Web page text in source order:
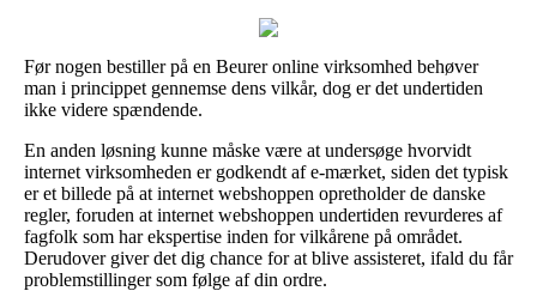
Før nogen bestiller på en Beurer online virksomhed behøver
man i princippet gennemse dens vilkår, dog er det undertiden
ikke videre spændende.
En anden løsning kunne måske være at undersøge hvorvidt
internet virksomheden er godkendt af e-mærket, siden det typisk
er et billede på at internet webshoppen opretholder de danske
regler, foruden at internet webshoppen undertiden revurderes af
fagfolk som har ekspertise inden for vilkårene på området.
Derudover giver det dig chance for at blive assisteret, ifald du får
problemstillinger som følge af din ordre.